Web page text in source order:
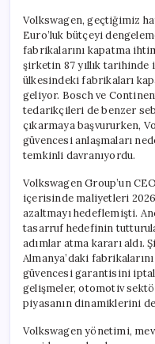
Volkswagen, geçtiğimiz
Euro’luk bütçeyi
fabrikalarını kapatma
şirketin 87 yıllık tarihinde
ülkesindeki fabrikaları
geliyor. Bosch ve
tedarikçileri de benzer
çıkarmaya başvururken,
güvencesi anlaşmaları
temkinli davranıyordu.
Volkswagen Group’un
içerisinde maliyetleri
azaltmayı hedeflemişti.
tasarruf hedefinin
adımlar atma kararı aldı.
Almanya’daki
güvencesi garantisini iptal
gelişmeler, otomotiv
piyasanın dinamiklerini
Volkswagen yönetimi,